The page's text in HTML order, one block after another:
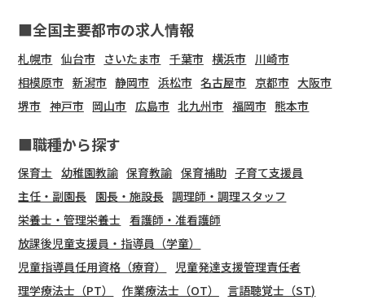
■全国主要都市の求人情報
札幌市 仙台市 さいたま市 千葉市 横浜市
川崎市
相模原市 新潟市 静岡市 浜松市 名古屋市 京都市 大阪市
堺市 神戸市 岡山市 広島市 北九州市 福岡市 熊本市
■職種から探す
保育士 幼稚園教諭 保育教諭 保育補助 子育て支援員
主任・副園長 園長・施設長 調理師・調理スタッフ
栄養士・管理栄養士 看護師・准看護師
放課後児童支援員・指導員（学童）
児童指導員任用資格（療育）
児童発達支援管理責任者
理学療法士（PT）
作業療法士（OT）
言語聴覚士（ST)